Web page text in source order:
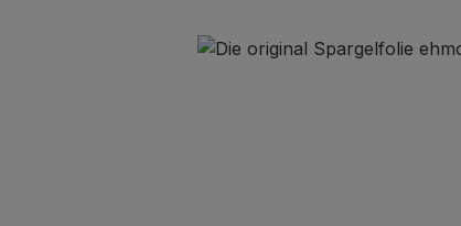
Bildergalerie überspringen